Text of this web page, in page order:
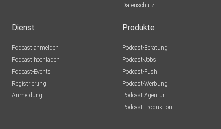
Datenschutz
Dienst
Podcast anmelden
Podcast hochladen
Podcast-Events
Registrierung
Anmeldung
Produkte
Podcast-Beratung
Podcast-Jobs
Podcast-Push
Podcast-Werbung
Podcast-Agentur
Podcast-Produktion